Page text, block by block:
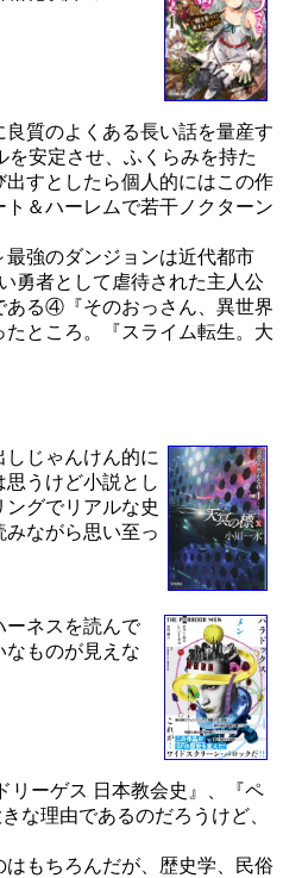
質のよくある長い話を量産す
安定させ、ふくらみを持た
すとしたら個人的にはこの作
＆ハーレムで若干ノクターン
強のダンジョンは近代都市
勇者として虐待された主人公
ある④『そのおっさん、異世界
ところ。『スライム転生。大
じゃんけん的に
うけど小説とし
グでリアルな史
ながら思い至っ
ーネスを読んで
ものが見えな
リーゲス 日本教会史』、『ペ
な理由であるのだろうけど、
もちろんだが、歴史学、民俗